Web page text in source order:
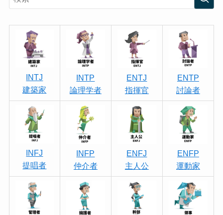
INTJ
建築家
INTP
論理学者
ENTJ
指揮官
ENTP
討論者
INFJ
提唱者
INFP
仲介者
ENFJ
主人公
ENFP
運動家